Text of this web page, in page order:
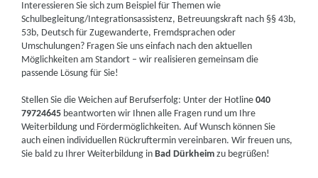
Interessieren Sie sich zum Beispiel für Themen wie
Schulbegleitung/Integrationsassistenz, Betreuungskraft nach §§ 43b,
53b, Deutsch für Zugewanderte, Fremdsprachen oder
Umschulungen? Fragen Sie uns einfach nach den aktuellen
Möglichkeiten am Standort – wir realisieren gemeinsam die
passende Lösung für Sie!
Stellen Sie die Weichen auf Berufserfolg: Unter der Hotline040
79724645 beantworten wir Ihnen alle Fragen rund um Ihre
Weiterbildung und Fördermöglichkeiten. Auf Wunsch können Sie
auch einen individuellen Rückruftermin vereinbaren. Wir freuen uns,
Sie bald zu Ihrer Weiterbildung inBad Dürkheim zu begrüßen!